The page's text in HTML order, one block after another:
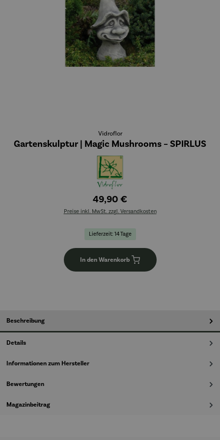
Vidroflor
Gartenskulptur | Magic Mushrooms – SPIRLUS
49,90 €
Preise inkl. MwSt. zzgl. Versandkosten
Lieferzeit: 14 Tage
In den Warenkorb
Beschreibung
Details
Informationen zum Hersteller
Bewertungen
Magazinbeitrag